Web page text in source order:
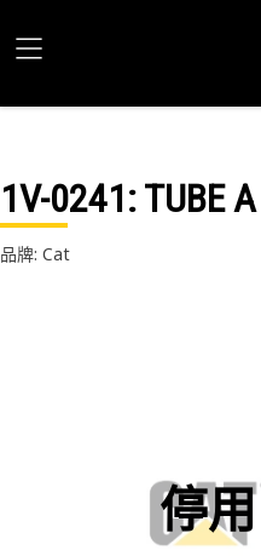
1V-0241: TUBE A
品牌: Cat
停用